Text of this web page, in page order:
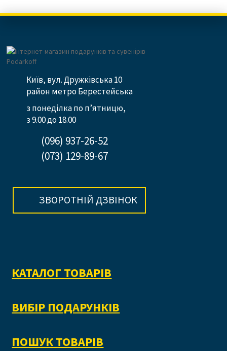
Київ, вул. Дружківська 10
район метро Берестейська
з понеділка по п’ятницю,
з 9.00 до 18.00
(096) 937-26-52
(073) 129-89-67
ЗВОРОТНІЙ ДЗВІНОК
КАТАЛОГ ТОВАРІВ
ВИБІР ПОДАРУНКІВ
ПОШУК ТОВАРІВ